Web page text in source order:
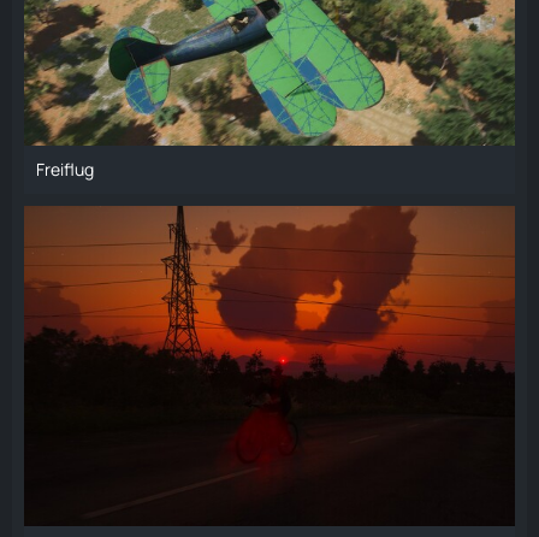
Freiflug